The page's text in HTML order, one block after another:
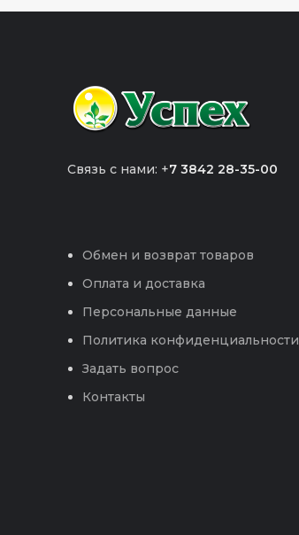
Связь с нами: +7 3842 28-35-00
Обмен и возврат товаров
Оплата и доставка
Персональные данные
Политика конфиденциальности
Задать вопрос
Контакты